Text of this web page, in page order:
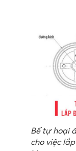
Bể tự hoại
cho việc